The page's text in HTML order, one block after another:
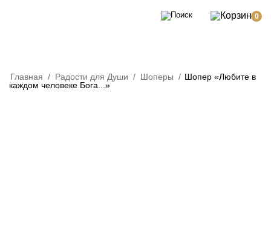
0
Главная / Радости для Души / Шоперы / Шопер «Любите в
каждом человеке Бога...»